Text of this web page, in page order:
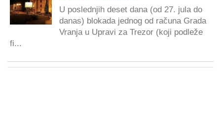
U poslednjih deset dana (od 27. jula do
danas) blokada jednog od računa Grada
Vranja u Upravi za Trezor (koji podleže
fi...